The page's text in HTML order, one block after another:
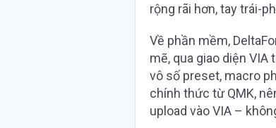
rộng rãi hơn, tay trái-
Về phần mềm,
mẽ, qua giao diện VIA
vô số preset, macro
chính thức từ QMK,
upload vào VIA –